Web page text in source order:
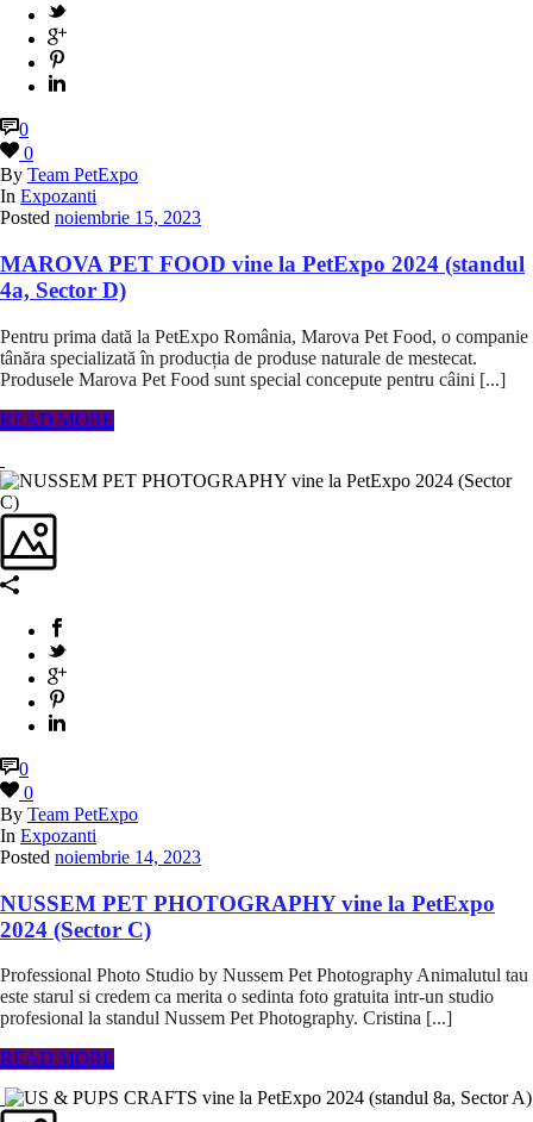
0
0
By Team PetExpo
In Expozanti
Posted noiembrie 15, 2023
MAROVA PET FOOD vine la PetExpo 2024 (standul
4a, Sector D)
Pentru prima dată la PetExpo România, Marova Pet Food, o companie
tânăra specializată în producția de produse naturale de mestecat.
Produsele Marova Pet Food sunt special concepute pentru câini [...]
READ MORE
0
0
By Team PetExpo
In Expozanti
Posted noiembrie 14, 2023
NUSSEM PET PHOTOGRAPHY vine la PetExpo
2024 (Sector C)
Professional Photo Studio by Nussem Pet Photography Animalutul tau
este starul si credem ca merita o sedinta foto gratuita intr-un studio
profesional la standul Nussem Pet Photography. Cristina [...]
READ MORE